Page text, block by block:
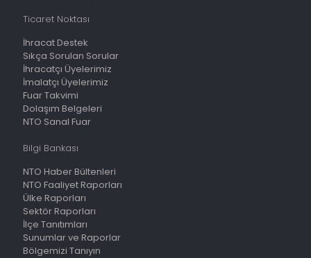
Ticaret Noktası
İhracat Destek
Sıkça Sorulan Sorular
İhracatçı Üyelerimiz
İmalatçı Üyelerimiz
Fuar Takvimi
Dolaşım Belgeleri
NTO Sanal Fuar
Bilgi Bankası
NTO Haber Bültenleri
NTO Faaliyet Raporları
Ülke Raporları
Sektör Raporları
İlçe Tanıtımları
Sunumlar ve Raporlar
Bölgemizi Tanıyın